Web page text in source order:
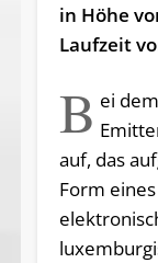
in Höhe
Laufzeit
B ei
auf, das
Form